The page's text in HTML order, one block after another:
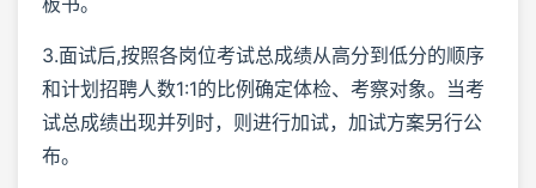
3.面试后,按照各岗位考试总成绩从高分到低分的顺序
和计划招聘人数1:1的比例确定体检、考察对象。当考
试总成绩出现并列时，则进行加试，加试方案另行公
布。